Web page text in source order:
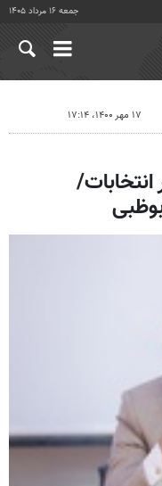
جمعه ۱۶ مرداد ۱۴۰۵
۱۷ مهر ۱۴۰۰، ۱۷:۱۴